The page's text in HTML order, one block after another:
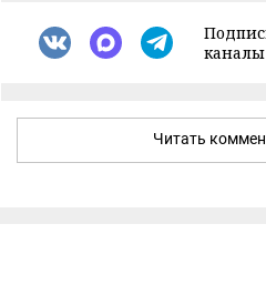
каналы
Читать